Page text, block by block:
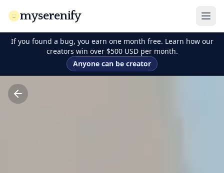
myserenify
If you found a bug, you earn one month free. Learn how our
creators win over $500 USD per month.
Anyone can be creator